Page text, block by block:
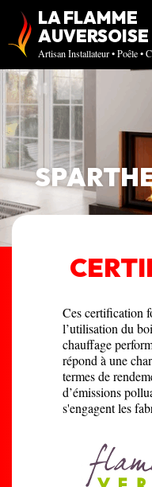
LA FLAMME
AUVERSOISE
Artisan Installateur • Poêle •
Ces certification
l’utilisation du
chauffage
répond à une
termes de
d’émissions
s'engagent les